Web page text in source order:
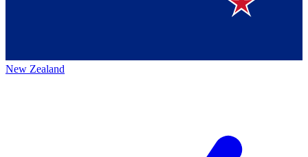
New Zealand